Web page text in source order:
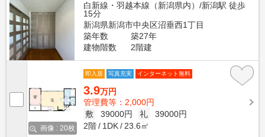
白新線・羽越本線（新潟県内）/新潟駅 徒歩
15分
新潟県新潟市中央区沼垂西1丁目
築年数
築27年
建物階数
2階建
画像 : 20枚
即入居 写真充実 インターネット無料
3.9万円
管理費等：2,000円
敷
39000円 礼
39000円
2階
1DK 23.6㎡